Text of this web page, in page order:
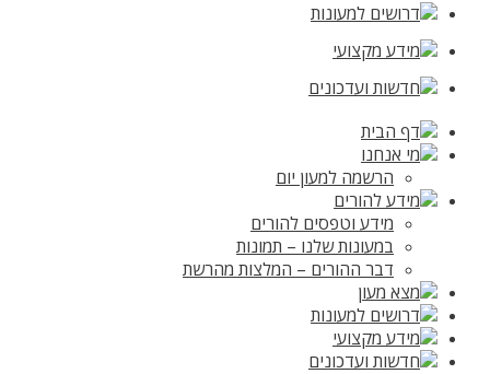
דרושים למעונות
מידע מקצועי
חדשות ועדכונים
דף הבית
מי אנחנו
הרשמה למעון יום
מידע להורים
מידע וטפסים להורים
במעונות שלנו – תמונות
דבר ההורים – המלצות מהרשת
מצא מעון
דרושים למעונות
מידע מקצועי
חדשות ועדכונים